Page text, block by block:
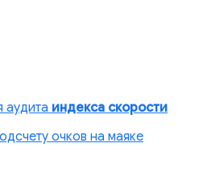
аудита индекса скорости
очков на маяке